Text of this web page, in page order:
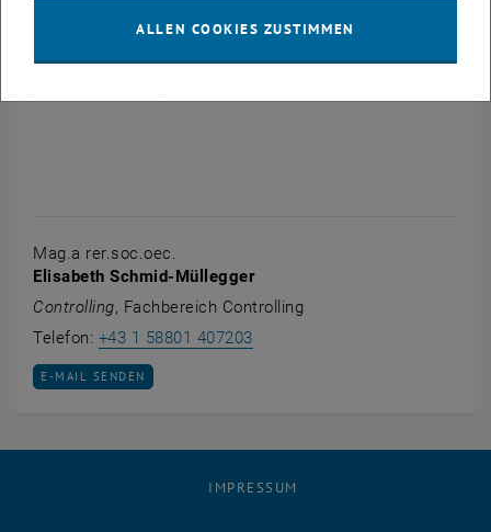
Mag.a rer.soc.oec.
Elisabeth Schmid-Müllegger
Controlling, Fachbereich Controlling
Telefon: +43 1 58801 407203Elisabeth Schmid-Müllegger
E-MAIL AN ELISABETH SCHMID-MÜLLEGGER SENDEN
E-MAIL SENDEN
IMPRESSUM
ALLEN COOKIES ZUSTIMMEN